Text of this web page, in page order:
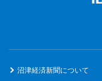
沼津経済新聞について